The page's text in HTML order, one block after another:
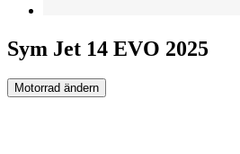
Sym Jet 14 EVO 2025
Motorrad ändern